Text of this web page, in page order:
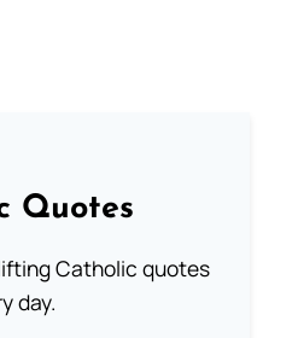
Quotes
Catholic quotes
day.